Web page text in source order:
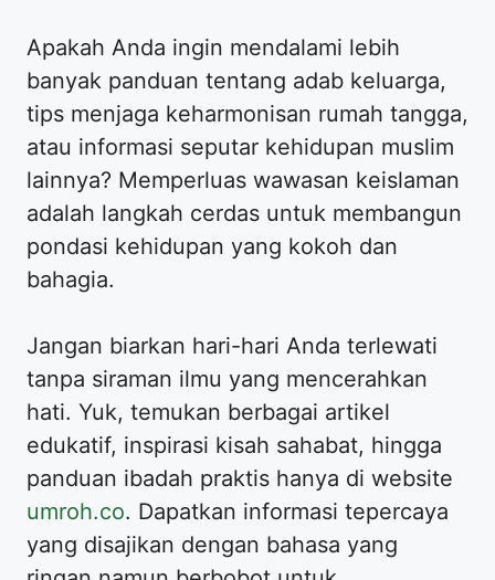
Apakah Anda ingin mendalami lebih
banyak panduan tentang adab keluarga,
tips menjaga keharmonisan rumah tangga,
atau informasi seputar kehidupan muslim
lainnya? Memperluas wawasan keislaman
adalah langkah cerdas untuk membangun
pondasi kehidupan yang kokoh dan
bahagia.
Jangan biarkan hari-hari Anda terlewati
tanpa siraman ilmu yang mencerahkan
hati. Yuk, temukan berbagai artikel
edukatif, inspirasi kisah sahabat, hingga
panduan ibadah praktis hanya di website
umroh.co. Dapatkan informasi tepercaya
yang disajikan dengan bahasa yang